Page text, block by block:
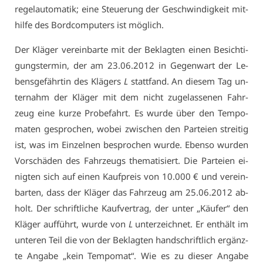
re­gel­au­to­ma­tik; ei­ne Steue­rung der Ge­schwin­dig­keit mit­
hil­fe des Bord­com­pu­ters ist mög­lich.
Der Klä­ger ver­ein­bar­te mit der Be­klag­ten ei­nen Be­sich­ti­
gungs­ter­min, der am 23.06.2012 in Ge­gen­wart der Le­
bens­ge­fähr­tin des Klä­gers Lstatt­fand. An die­sem Tag un­
ter­nahm der Klä­ger mit dem nicht zu­ge­las­se­nen Fahr­
zeug ei­ne kur­ze Pro­be­fahrt. Es wur­de über den Tem­po­
ma­ten ge­spro­chen, wo­bei zwi­schen den Par­tei­en strei­tig
ist, was im Ein­zel­nen be­spro­chen wur­de. Eben­so wur­den
Vor­schä­den des Fahr­zeugs the­ma­ti­siert. Die Par­tei­en ei­
nig­ten sich auf ei­nen Kauf­preis von 10.000 € und ver­ein­
bar­ten, dass der Klä­ger das Fahr­zeug am 25.06.2012 ab­
holt. Der schrift­li­che Kauf­ver­trag, der un­ter „Käu­fer“ den
Klä­ger auf­führt, wur­de von Lun­ter­zeich­net. Er ent­hält im
un­te­ren Teil die von der Be­klag­ten hand­schrift­lich er­gänz­
te An­ga­be „kein Tem­po­mat“. Wie es zu die­ser An­ga­be